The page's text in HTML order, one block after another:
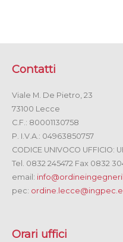
Contatti
Viale M. De Pietro, 23
73100 Lecce
C.F.: 80001130758
P. I.V.A.: 04963850757
CODICE UNIVOCO UFFICIO:
Tel. 0832 245472 Fax 0832
email:
pec:
Orari uffici